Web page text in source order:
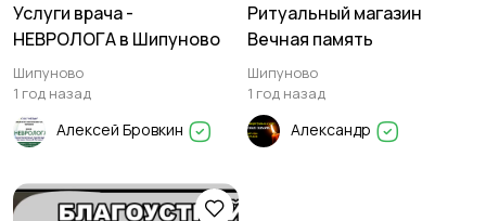
Услуги врача -
НЕВРОЛОГА в Шипуново
Шипуново
1 год назад
Алексей Бровкин
Ритуальный магазин
Вечная память
Шипуново
1 год назад
Александр